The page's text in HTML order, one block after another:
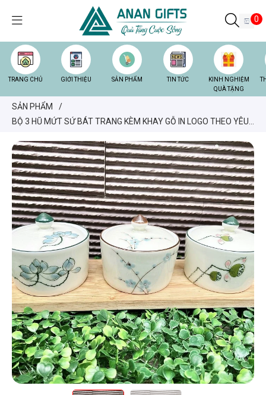
0
TRANG CHỦ GIỚI THIỆU SẢN PHẨM TIN TỨC
KINH NGHIỆM
QUÀ TẶNG
SẢN PHẨM
/
BỘ 3 HŨ MỨT SỨ BÁT TRANG KÈM KHAY GỖ IN LOGO THEO YÊU